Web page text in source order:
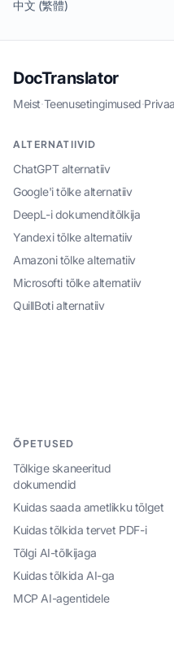
中文 (繁體)
DocTranslator
Meist·Teenusetingimused·
ALTERNATIIVID
ChatGPT alternatiiv
Google'i tõlke alternatiiv
DeepL-i dokumenditõlkija
Yandexi tõlke alternatiiv
Amazoni tõlke alternatiiv
Microsofti tõlke alternatiiv
QuillBoti alternatiiv
ÕPETUSED
Tõlkige skaneeritud
dokumendid
Kuidas saada ametlikku tõlget
Kuidas tõlkida tervet PDF-i
Tõlgi AI-tõlkijaga
Kuidas tõlkida AI-ga
MCP AI-agentidele